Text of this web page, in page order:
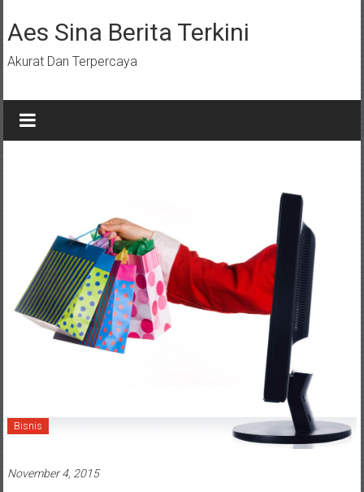
ke
konten
Aes Sina Berita Terkini
Akurat Dan Terpercaya
Bisnis
November 4, 2015